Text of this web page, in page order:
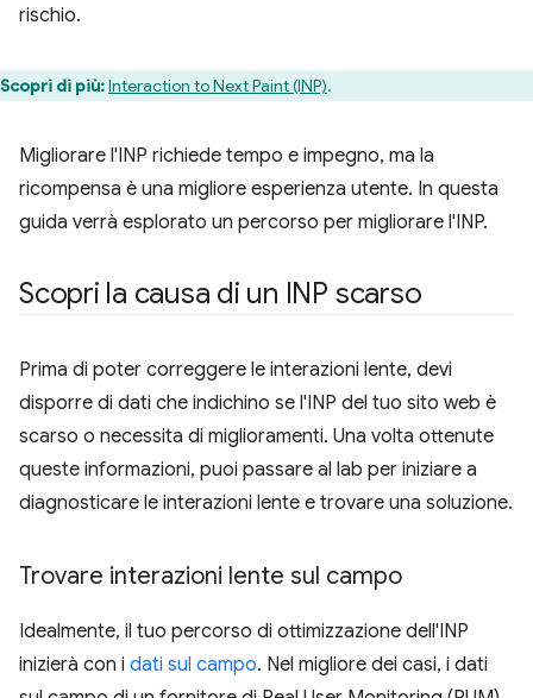
rischio.
Scopri di più:Interaction to Next Paint (INP).
Migliorare l'INP richiede tempo e impegno, ma la
ricompensa è una migliore esperienza utente. In questa
guida verrà esplorato un percorso per migliorare l'INP.
Scopri la causa di un INP scarso
Prima di poter correggere le interazioni lente, devi
disporre di dati che indichino se l'INP del tuo sito web è
scarso o necessita di miglioramenti. Una volta ottenute
queste informazioni, puoi passare al lab per iniziare a
diagnosticare le interazioni lente e trovare una soluzione.
Trovare interazioni lente sul campo
Idealmente, il tuo percorso di ottimizzazione dell'INP
inizierà con i dati sul campo. Nel migliore dei casi, i dati